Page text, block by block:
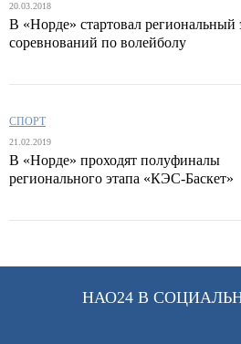
20.03.2018
В «Норде» стартовал региональный
соревнований по волейболу
СПОРТ
21.02.2019
В «Норде» проходят полуфиналы
регионального этапа «КЭС-Баскет»
НАО24 В